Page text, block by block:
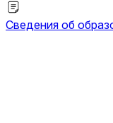
Сведения об